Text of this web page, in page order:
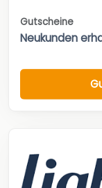
Gutscheine
Neukunden